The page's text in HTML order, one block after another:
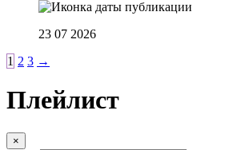
23 07 2026
1 2 3 →
Плейлист
×